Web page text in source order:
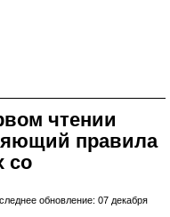
чтении
правила
со
обновление: 07 декабря